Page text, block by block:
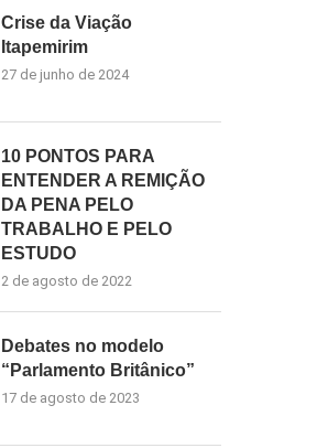
Crise da Viação
Itapemirim
27 de junho de 2024
10 PONTOS PARA
ENTENDER A REMIÇÃO
DA PENA PELO
TRABALHO E PELO
ESTUDO
2 de agosto de 2022
Debates no modelo
“Parlamento Britânico”
17 de agosto de 2023